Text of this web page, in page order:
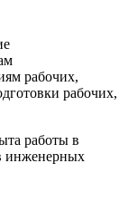
рабочих,
рабочих,
работы в
инженерных